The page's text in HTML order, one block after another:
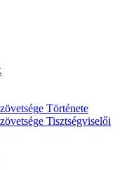
Története
Tisztségviselői